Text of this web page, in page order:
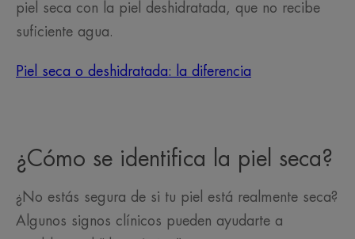
piel seca con la piel deshidratada, que no recibe
suficiente agua.
Piel seca o deshidratada: la diferencia
¿Cómo se identifica la piel seca?
¿No estás segura de si tu piel está realmente seca?
Algunos signos clínicos pueden ayudarte a